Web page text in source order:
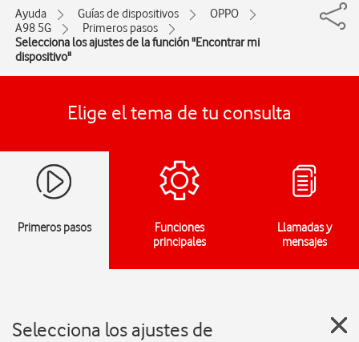
Ayuda Guías de dispositivos
OPPO
A98 5G
Primeros pasos
Selecciona los ajustes de la función "Encontrar mi
dispositivo"
Elige el tema de tu consulta
Primeros pasos
Funciones
principales
Llamadas y
mensajes
Selecciona los ajustes de